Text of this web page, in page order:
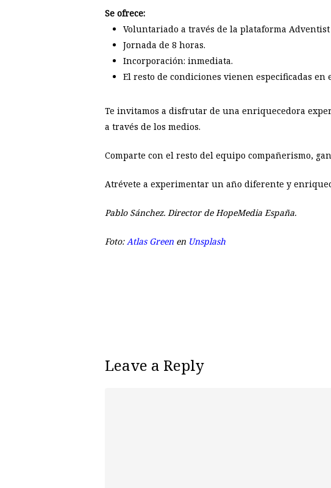
Se ofrece:
Voluntariado a través de la plataforma Adventist
Jornada de 8 horas.
Incorporación: inmediata.
El resto de condiciones vienen especificadas
Te invitamos a disfrutar de una enriquecedora
a través de los medios.
Comparte con el resto del equipo compañerismo,
Atrévete a experimentar un año diferente y
Pablo Sánchez. Director de HopeMedia España.
Foto:Atlas Green en Unsplash
Leave a Reply